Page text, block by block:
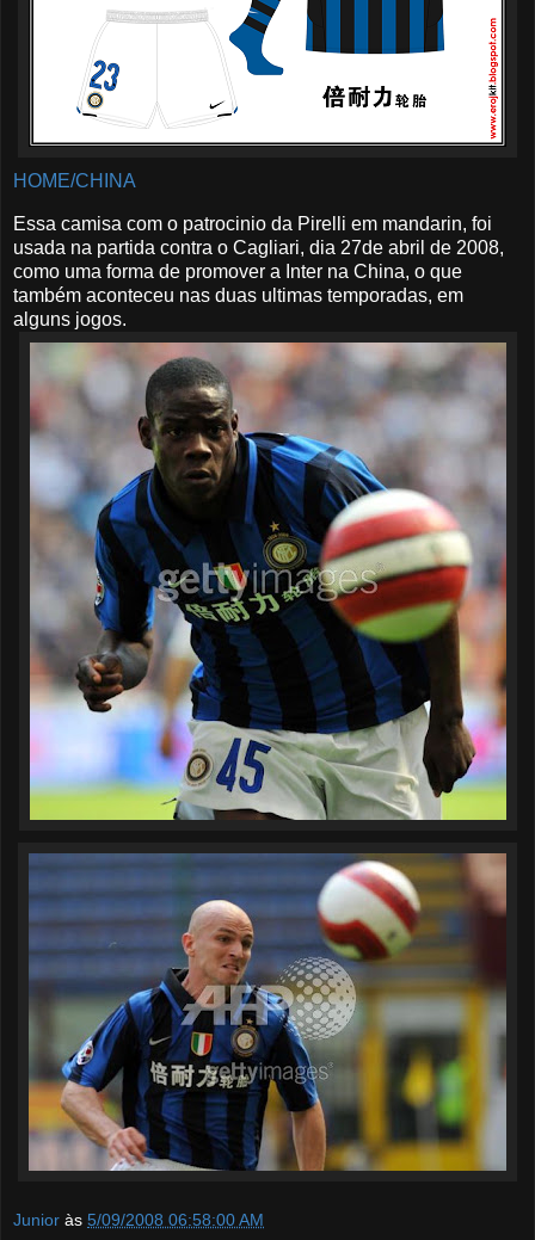
HOME/CHINA
Essa camisa com o patrocinio da Pirelli em mandarin, foi
usada na partida contra o Cagliari, dia 27de abril de 2008,
como uma forma de promover a Inter na China, o que
também aconteceu nas duas ultimas temporadas, em
alguns jogos.
Junior às 5/09/2008 06:58:00 AM